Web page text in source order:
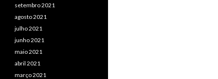
setembro 2021
agosto 2021
julho 2021
junho 2021
maio 2021
abril 2021
março 2021